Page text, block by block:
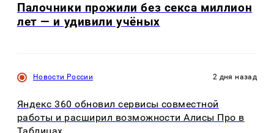
Палочники прожили без секса миллион
лет — и удивили учёных
Новости России 2 дня назад
Яндекс 360 обновил сервисы совместной
работы и расширил возможности Алисы Про в